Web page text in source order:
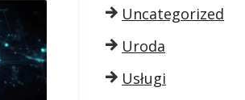
Uncategorized
Uroda
Usługi